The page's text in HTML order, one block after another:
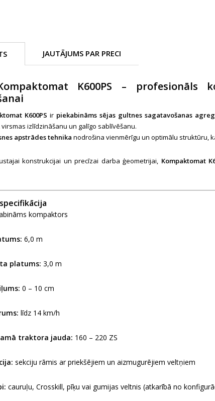
JAUTĀJUMS PAR PRECI
K600PS – profesionāls
K600PS ir piekabināms sējas gultnes sagatavošanas
izlīdzināšanu un galīgo sablīvēšanu.
apstrādes tehnika nodrošina vienmērīgu un optimālu struktūru,
konstrukcijai un precīzai darba ģeometrijai, Kompaktomat
kompaktors
6,0 m
platums: 3,0 m
0 – 10 cm
līdz 14 km/h
traktora jauda: 160 – 220 ZS
sekciju rāmis ar priekšējiem un aizmugurējiem veltņiem
cauruļu, Crosskill, pīķu vai gumijas veltnis (atkarībā no